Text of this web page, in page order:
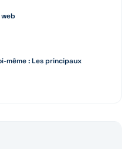
même : Les principaux